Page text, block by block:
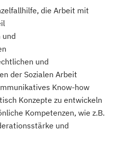
die Arbeit mit
und
und
der Sozialen Arbeit
Know-how
Konzepte zu entwickeln
Kompetenzen, wie z.B.
und